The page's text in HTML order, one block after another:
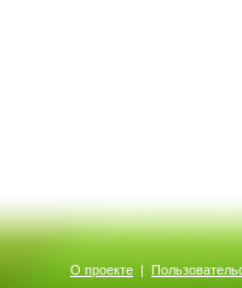
О проекте |